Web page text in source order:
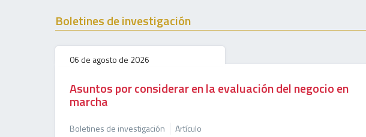
Boletines de investigación
06 de agosto de 2026
Asuntos por considerar en la evaluación del negocio en
marcha
Boletines de investigación Artículo